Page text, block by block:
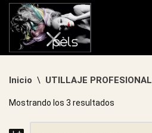
Saltar
Inicio \ UTILLAJE PROFESIONAL
Mostrando los 3 resultados